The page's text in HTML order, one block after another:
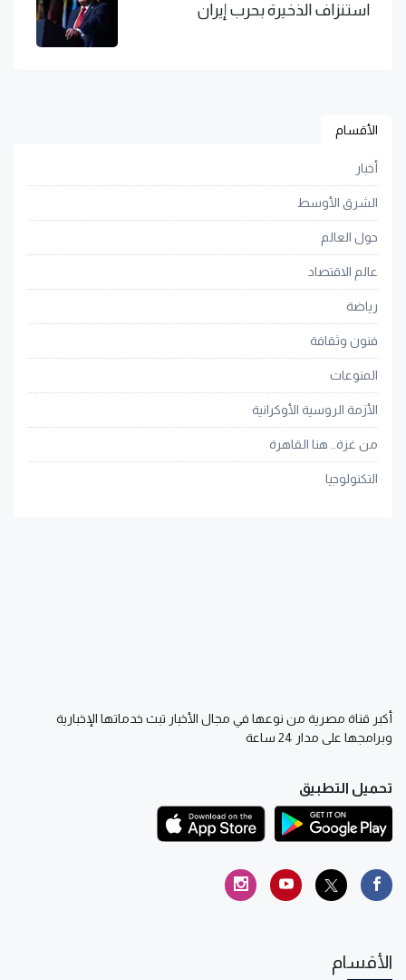
استنزاف الذخيرة بحرب إيران
الأقسام
أخبار
الشرق الأوسط
حول العالم
عالم الاقتصاد
رياضة
فنون وثقافة
المنوعات
الأزمة الروسية الأوكرانية
من غزة.. هنا القاهرة
التكنولوجيا
أكبر قناة مصرية من نوعها في مجال الأخبار تبث خدماتها الإخبارية
وبرامجها على مدار 24 ساعة
تحميل التطبيق
الأقسام